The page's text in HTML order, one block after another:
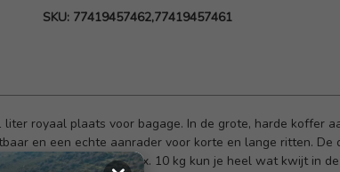
SKU: 77419457462,77419457461
royaal plaats voor bagage. In de grote, harde koffer
en een echte aanrader voor korte en lange ritten. De
extra belading van max. 10 kg kun je heel wat kwijt in